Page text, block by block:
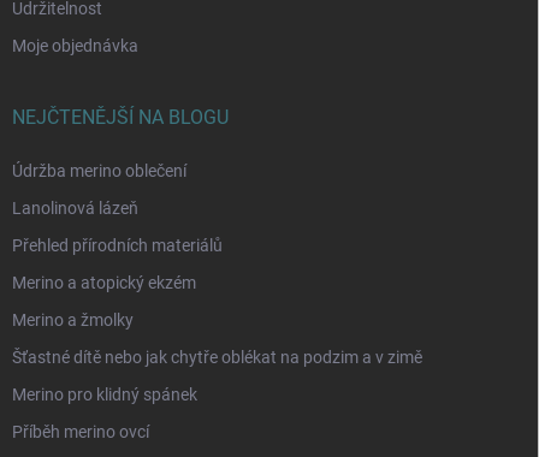
Udržitelnost
Moje objednávka
NEJČTENĚJŠÍ NA BLOGU
Údržba merino oblečení
Lanolinová lázeň
Přehled přírodních materiálů
Merino a atopický ekzém
Merino a žmolky
Šťastné dítě nebo jak chytře oblékat na podzim a v zimě
Merino pro klidný spánek
Příběh merino ovcí